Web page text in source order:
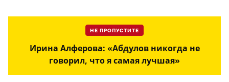
НЕ ПРОПУСТИТЕ
Ирина Алферова: «Абдулов никогда не
говорил, что я самая лучшая»